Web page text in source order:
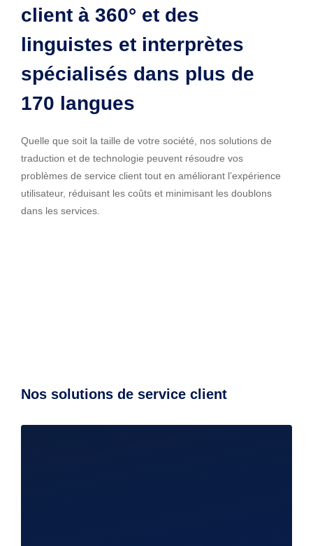
client à 360° et des
linguistes et interprètes
spécialisés dans plus de
170 langues
Quelle que soit la taille de votre société, nos solutions de
traduction et de technologie peuvent résoudre vos
problèmes de service client tout en améliorant l’expérience
utilisateur, réduisant les coûts et minimisant les doublons
dans les services.
Nos solutions de service client